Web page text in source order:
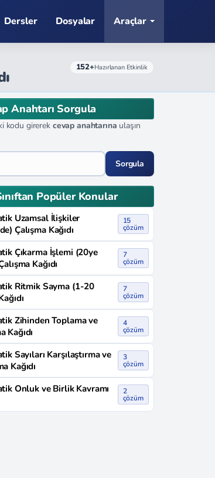
Dersler Dosyalar Araçlar
152+Hazırlanan Etkinlik
Anahtarı Sorgula
kodu girerek cevap anahtarına ulaşın
Sorgula
Popüler Konular
Uzamsal İlişkiler
Çalışma Kağıdı
15
çözüm
Çıkarma İşlemi (20ye
Kağıdı
7
çözüm
Ritmik Sayma (1-20
7
çözüm
Zihinden Toplama ve
Kağıdı
4
çözüm
Sayıları Karşılaştırma ve
Kağıdı
3
çözüm
Onluk ve Birlik Kavramı
2
çözüm